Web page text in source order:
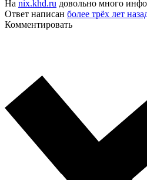
На nix.khd.ru довольно много
Ответ написан более трёх лет
Комментировать